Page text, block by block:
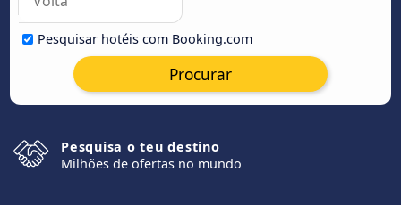
Pesquisar hotéis com Booking.com
Procurar
Pesquisa o teu destino
Milhões de ofertas no mundo